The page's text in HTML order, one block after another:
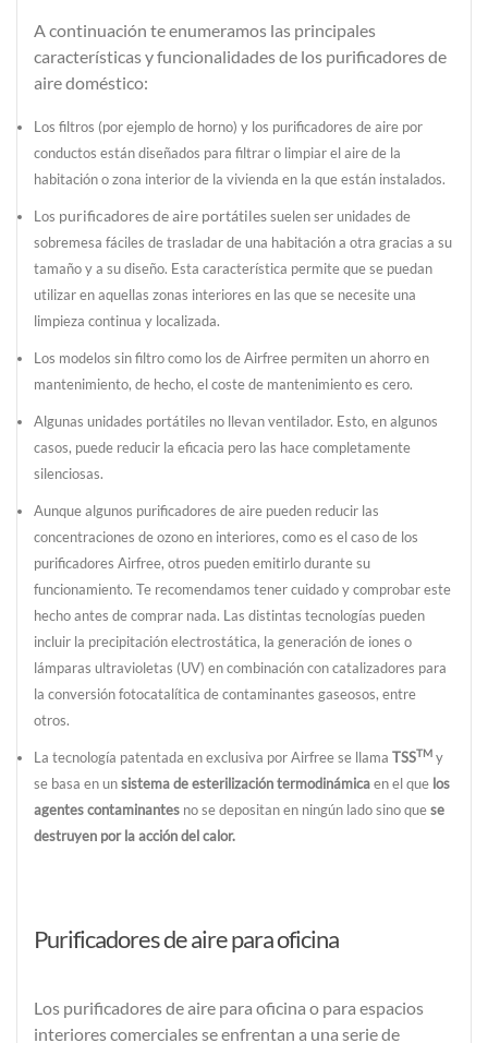
A continuación te enumeramos las principales
características y funcionalidades de los purificadores de
aire doméstico:
Los filtros (por ejemplo de horno) y los purificadores de aire por
conductos están diseñados para filtrar o limpiar el aire de la
habitación o zona interior de la vivienda en la que están instalados.
Los purificadores de aire portátilessuelen ser unidades de
sobremesa fáciles de trasladar de una habitación a otra gracias a su
tamaño y a su diseño. Esta característica permite que se puedan
utilizar en aquellas zonas interiores en las que se necesite una
limpieza continua y localizada.
Los modelos sin filtro como los de Airfree permiten un ahorro en
mantenimiento, de hecho, el coste de mantenimiento es cero.
Algunas unidades portátiles no llevan ventilador. Esto, en algunos
casos, puede reducir la eficacia pero las hace completamente
silenciosas.
Aunque algunos purificadores de aire pueden reducir las
concentraciones de ozono en interiores, como es el caso de los
purificadores Airfree, otros pueden emitirlo durante su
funcionamiento. Te recomendamos tener cuidado y comprobar este
hecho antes de comprar nada. Las distintas tecnologías pueden
incluir la precipitación electrostática, la generación de iones o
lámparas ultravioletas (UV) en combinación con catalizadores para
la conversión fotocatalítica de contaminantes gaseosos, entre
otros.
La tecnología patentada en exclusiva por Airfree se llama TSSTM y
se basa en unsistema de esterilización termodinámicaen el que los
agentes contaminantes no se depositan en ningún lado sino quese
destruyen por la acción del calor.
Purificadores de aire para oficina
Los purificadores de aire para oficina o para espacios
interiores comercialesse enfrentan a una serie de